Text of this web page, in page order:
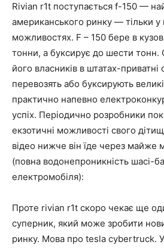
Rivian r1t поступається f-150 —
американського ринку — тільки у
можливостях. F – 150 бере в
тонни, а буксирує до шести тонн.
його власників в штатах-приватні
перевозять або буксирують
практично напевно
успіх. Періодично розробники
екзотичні можливості свого
відео нижче він їде через майже
(повна водонепроникність шасі-
електромобіля):
Проте rivian r1t скоро чекає ще
суперник, який може зробити
ринку. Мова про tesla cybertruck. У